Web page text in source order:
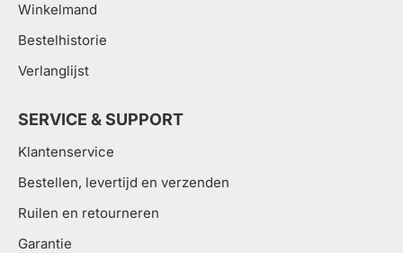
Winkelmand
Bestelhistorie
Verlanglijst
SERVICE & SUPPORT
Klantenservice
Bestellen, levertijd en verzenden
Ruilen en retourneren
Garantie